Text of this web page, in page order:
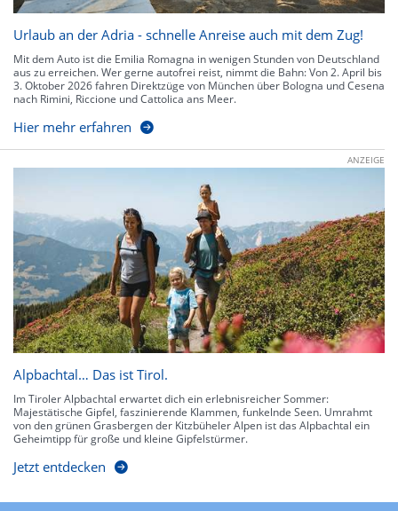
Urlaub an der Adria - schnelle Anreise auch mit dem Zug!
Mit dem Auto ist die Emilia Romagna in wenigen Stunden von Deutschland
aus zu erreichen. Wer gerne autofrei reist, nimmt die Bahn: Von 2. April bis
3. Oktober 2026 fahren Direktzüge von München über Bologna und Cesena
nach Rimini, Riccione und Cattolica ans Meer.
Hier mehr erfahren
ANZEIGE
Alpbachtal… Das ist Tirol.
Im Tiroler Alpbachtal erwartet dich ein erlebnisreicher Sommer:
Majestätische Gipfel, faszinierende Klammen, funkelnde Seen. Umrahmt
von den grünen Grasbergen der Kitzbüheler Alpen ist das Alpbachtal ein
Geheimtipp für große und kleine Gipfelstürmer.
Jetzt entdecken